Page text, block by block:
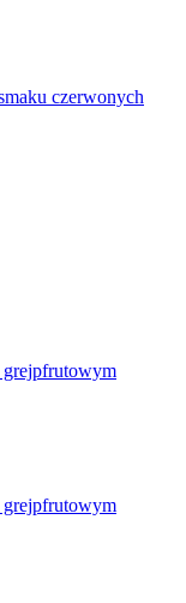
czerwonych
grejpfrutowym
grejpfrutowym